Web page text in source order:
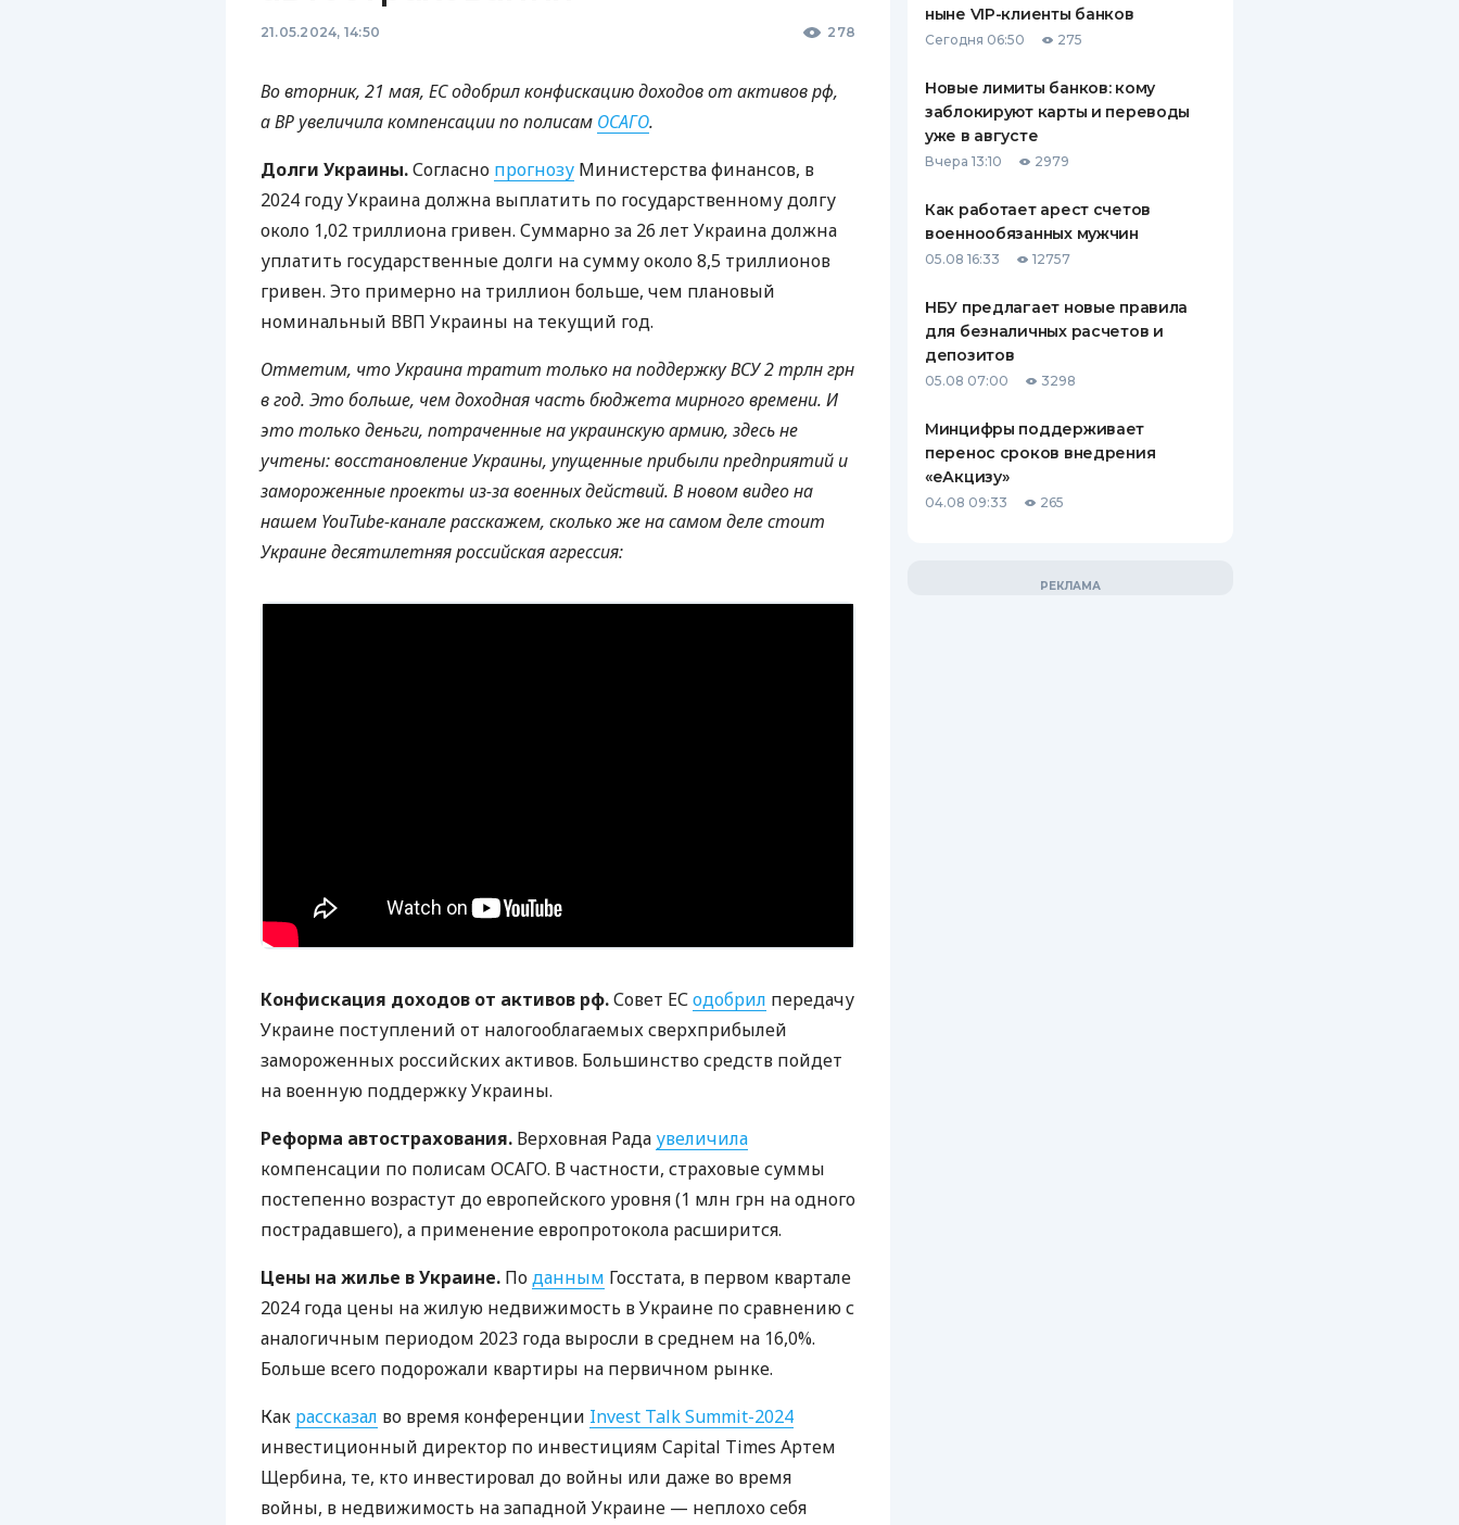
ЕЖЕМЕСЯЧНЫЙ ОБЗОР
ПУТЕВОДИТЕЛИ ПО
ПУТЕВОДИТЕЛИ ПО
ВСЕ СТРАХОВЫЕ ПОЛИСЫ
СТРАХОВЫЕ КОМПАНИИ
КОМПАНИЯХ
21.05.2024, 14:50 278
Во вторник, 21 мая, ЕС одобрил конфискацию доходов от активов рф,
а ВР увеличила компенсации по полисам ОСАГО.
Долги Украины.Согласно прогнозу Министерства финансов, в
2024 году Украина должна выплатить по государственному долгу
около 1,02 триллиона гривен. Суммарно за 26 лет Украина должна
уплатить государственные долги на сумму около 8,5 триллионов
гривен. Это примерно на триллион больше, чем плановый
номинальный ВВП Украины на текущий год.
Отметим, что Украина тратит только на поддержку ВСУ 2 трлн грн
в год. Это больше, чем доходная часть бюджета мирного времени. И
это только деньги, потраченные на украинскую армию, здесь не
учтены: восстановление Украины, упущенные прибыли предприятий и
замороженные проекты из-за военных действий. В новом видео на
нашем YouTube-канале расскажем, сколько же на самом деле стоит
Украине десятилетняя российская агрессия:
Конфискация доходов от активов рф.Совет ЕСодобрил передачу
Украине поступлений от налогооблагаемых сверхприбылей
замороженных российских активов. Большинство средств пойдет
на военную поддержку Украины.
Реформа автострахования. Верховная Рада увеличила
компенсации по полисам ОСАГО. В частности, страховые суммы
постепенно возрастут до европейского уровня (1 млн грн на одного
пострадавшего), а применение европротокола расширится.
Цены на жилье в Украине. Поданным Госстата, в первом квартале
2024 года цены на жилую недвижимость в Украине по сравнению с
аналогичным периодом 2023 года выросли в среднем на 16,0%.
Больше всего подорожали квартиры на первичном рынке.
Как рассказал во время конференции Invest Talk Summit-2024
инвестиционный директор по инвестициям Capital Times Артем
Щербина, те, кто инвестировал до войны или даже во время
войны, в недвижимость на западной Украине — неплохо себя
ныне VIP-клиенты банков
Сегодня 06:50 275
Новые лимиты банков: кому
заблокируют карты и переводы
уже в августе
Вчера 13:10 2979
Как работает арест счетов
военнообязанных мужчин
05.08 16:33 12757
НБУ предлагает новые правила
для безналичных расчетов и
депозитов
05.08 07:00 3298
Минцифры поддерживает
перенос сроков внедрения
«еАкцизу»
04.08 09:33 265